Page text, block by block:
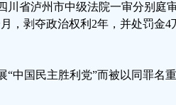
川省泸州市中级法院一审分别庭
，剥夺政治权利2年，并处罚金4
“中国民主胜利党”而被以同罪名